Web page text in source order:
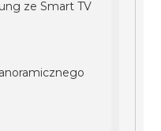
ze Smart TV